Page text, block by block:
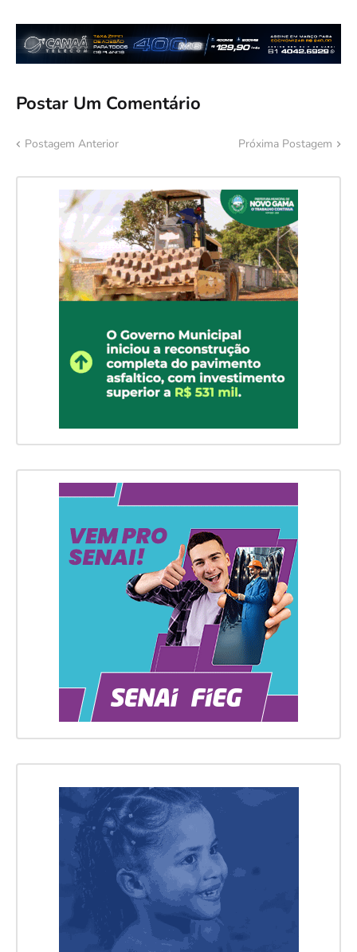
Postar Um Comentário
Postagem Anterior Próxima Postagem